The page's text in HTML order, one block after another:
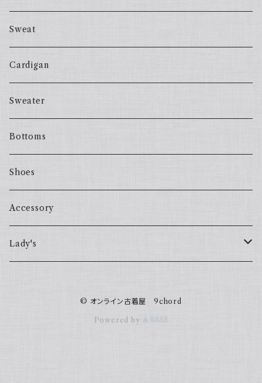
Sweat
Cardigan
Sweater
Bottoms
Shoes
Accessory
Lady's
© オンライン古着屋 9chord
Powered by